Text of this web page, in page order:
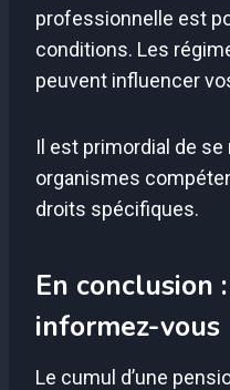
professionnelle est
conditions. Les
peuvent influencer
Il est primordial de
organismes
droits spécifiques.
En conclusion
informez-vous
Le cumul d’une